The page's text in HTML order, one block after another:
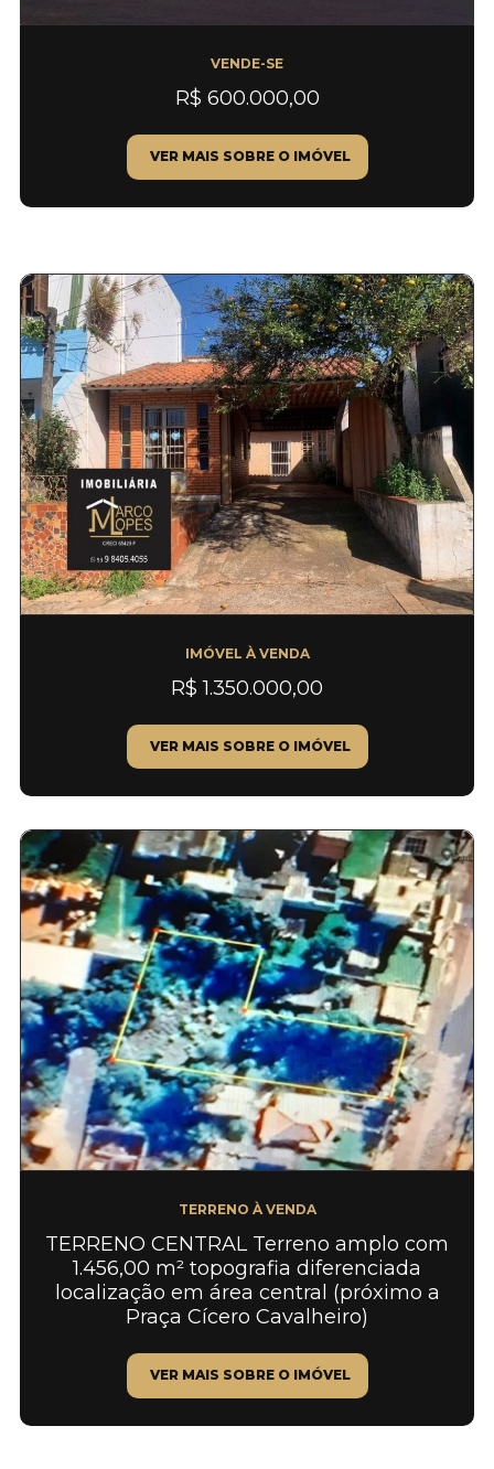
VENDE-SE
R$ 600.000,00
VER MAIS SOBRE O IMÓVEL
IMÓVEL À VENDA
R$ 1.350.000,00
VER MAIS SOBRE O IMÓVEL
TERRENO À VENDA
TERRENO CENTRAL Terreno amplo com
1.456,00 m² topografia diferenciada
localização em área central (próximo a
Praça Cícero Cavalheiro)
VER MAIS SOBRE O IMÓVEL